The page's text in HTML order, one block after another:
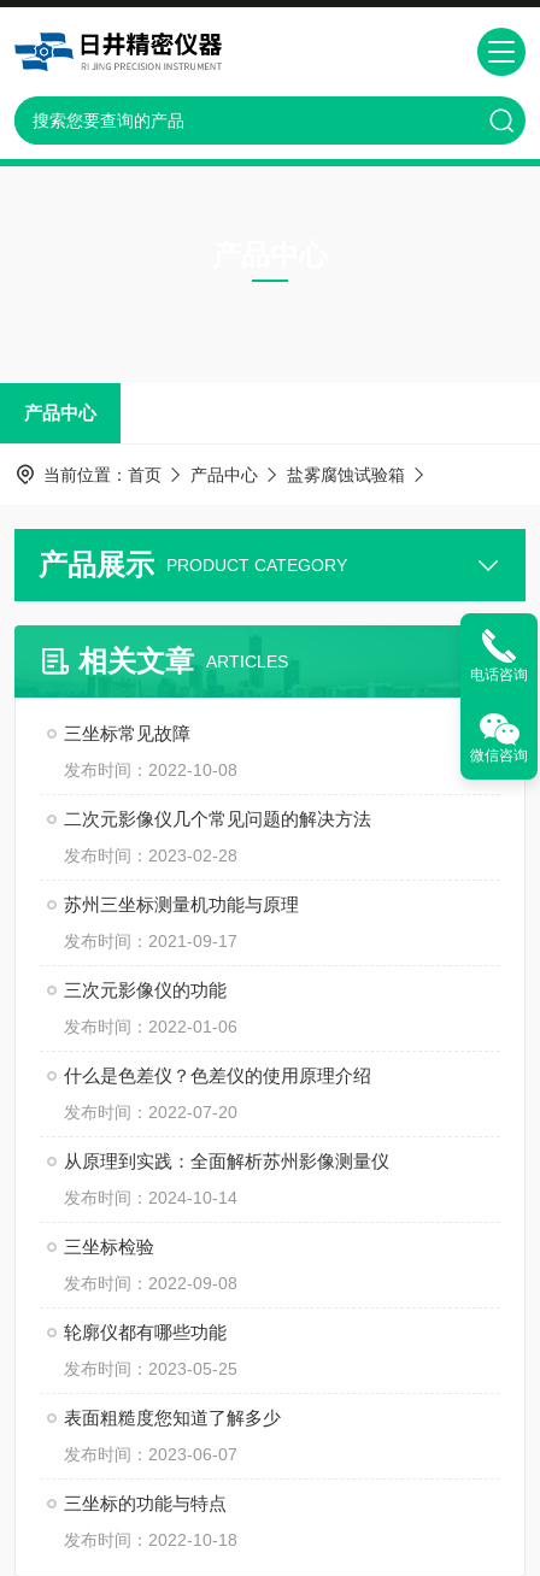
产品中心
当前位置： 首页 产品中心 盐雾腐蚀试验箱
产品展示 PRODUCT CATEGORY
相关文章 ARTICLES
三坐标常见故障
发布时间：2022-10-08
二次元影像仪几个常见问题的解决方法
发布时间：2023-02-28
苏州三坐标测量机功能与原理
发布时间：2021-09-17
三次元影像仪的功能
发布时间：2022-01-06
什么是色差仪？色差仪的使用原理介绍
发布时间：2022-07-20
从原理到实践：全面解析苏州影像测量仪
发布时间：2024-10-14
三坐标检验
发布时间：2022-09-08
轮廓仪都有哪些功能
发布时间：2023-05-25
表面粗糙度您知道了解多少
发布时间：2023-06-07
三坐标的功能与特点
发布时间：2022-10-18
电话咨询
微信咨询